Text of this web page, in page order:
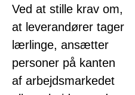
Ved at stille krav om,
at leverandører tager
lærlinge, ansætter
personer på kanten
af arbejdsmarkedet